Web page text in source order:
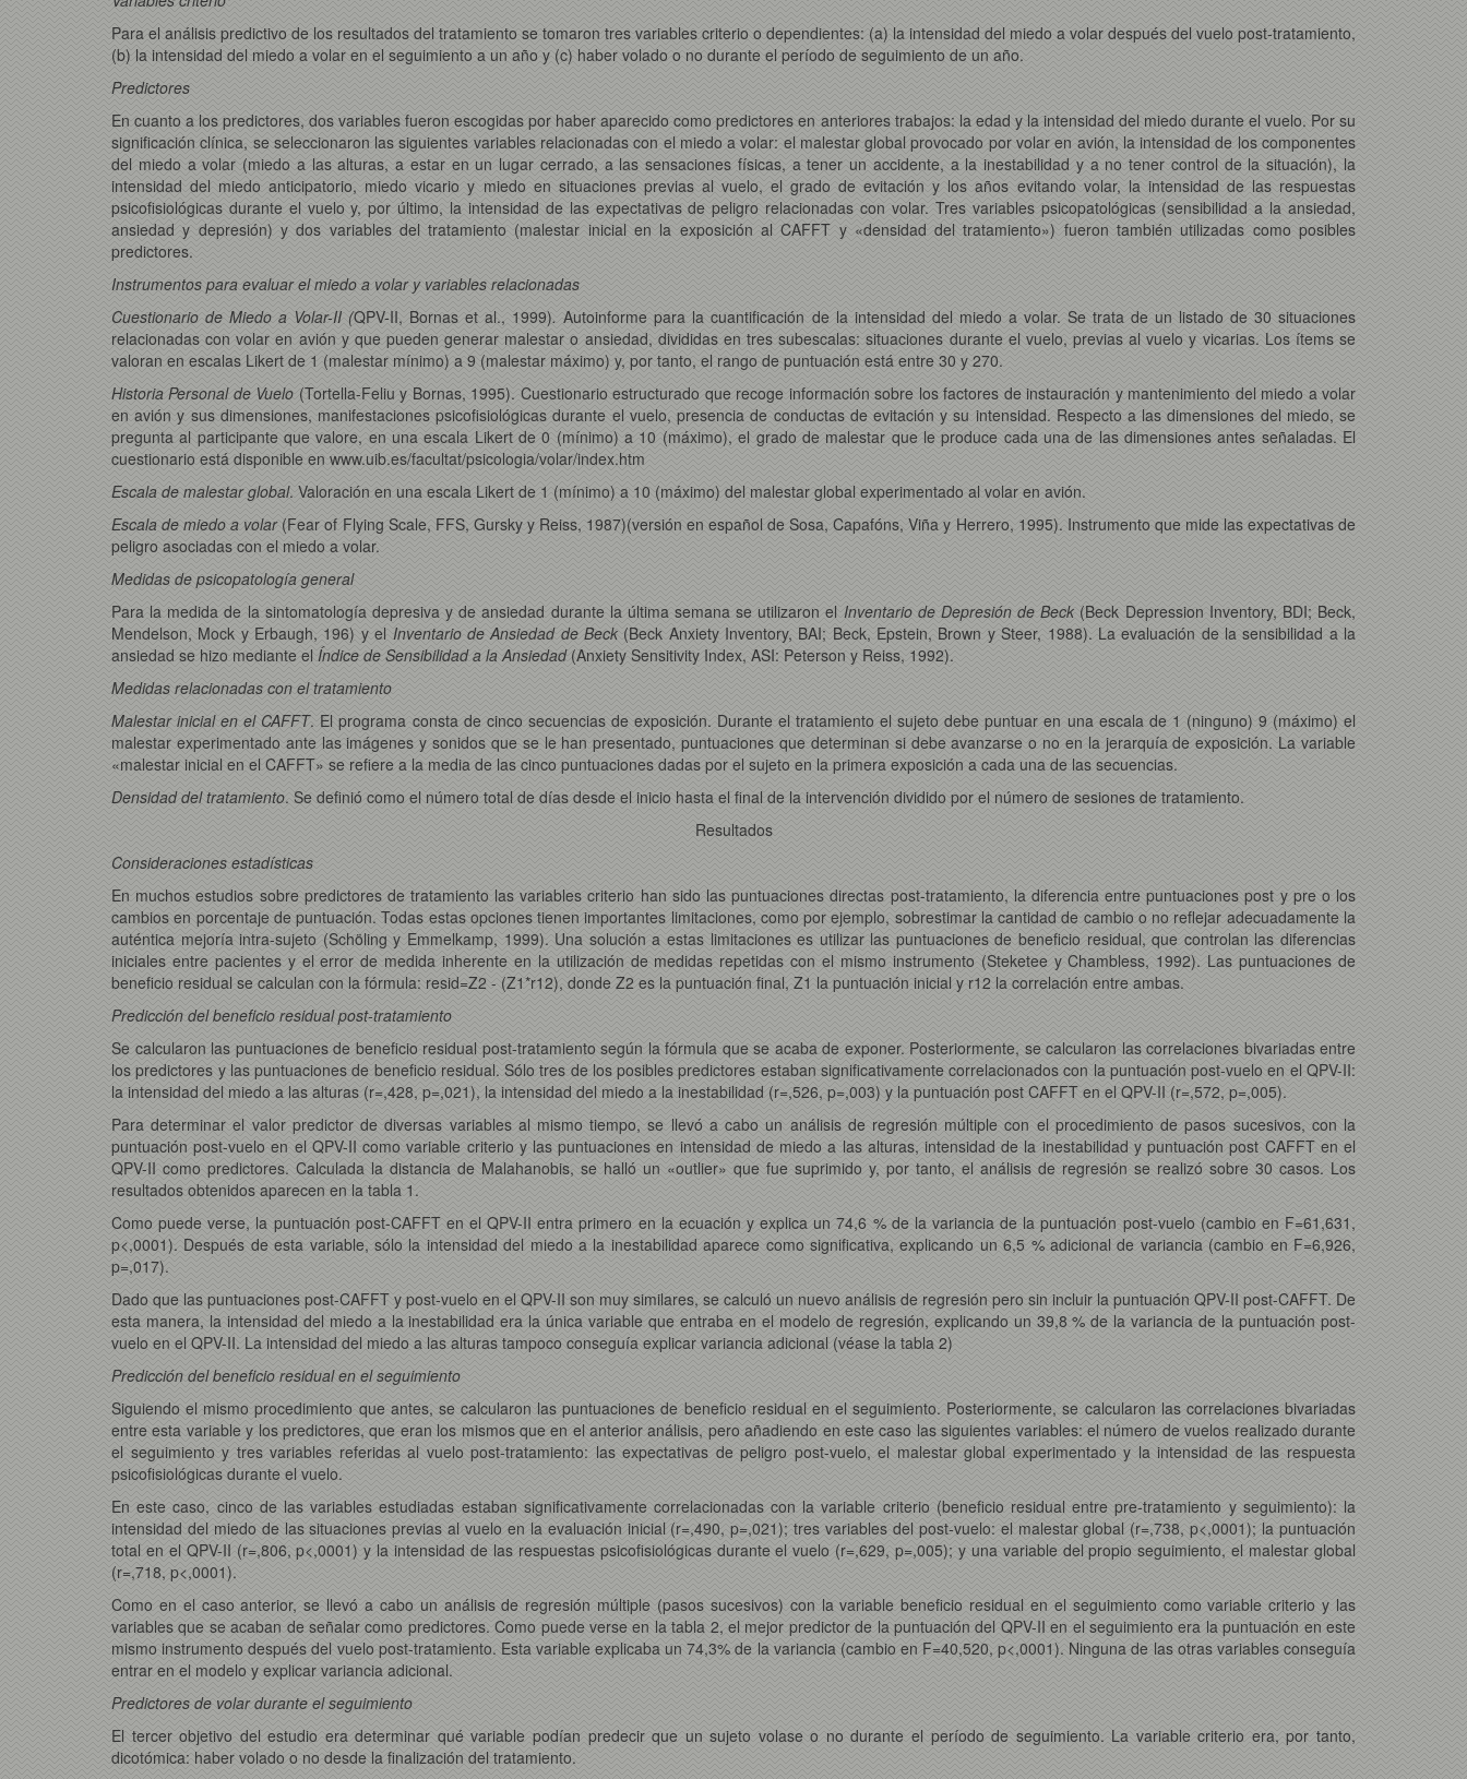
Para el análisis predictivo de los resultados del tratamiento se tomaron tres variables criterio o dependientes: (a) la intensidad del miedo a volar después del vuelo post-tratamiento,
(b) la intensidad del miedo a volar en el seguimiento a un año y (c) haber volado o no durante el período de seguimiento de un año.
Predictores
En cuanto a los predictores, dos variables fueron escogidas por haber aparecido como predictores en anteriores trabajos: la edad y la intensidad del miedo durante el vuelo. Por su
significación clínica, se seleccionaron las siguientes variables relacionadas con el miedo a volar: el malestar global provocado por volar en avión, la intensidad de los componentes
del miedo a volar (miedo a las alturas, a estar en un lugar cerrado, a las sensaciones físicas, a tener un accidente, a la inestabilidad y a no tener control de la situación), la
intensidad del miedo anticipatorio, miedo vicario y miedo en situaciones previas al vuelo, el grado de evitación y los años evitando volar, la intensidad de las respuestas
psicofisiológicas durante el vuelo y, por último, la intensidad de las expectativas de peligro relacionadas con volar. Tres variables psicopatológicas (sensibilidad a la ansiedad,
ansiedad y depresión) y dos variables del tratamiento (malestar inicial en la exposición al CAFFT y «densidad del tratamiento») fueron también utilizadas como posibles
predictores.
Instrumentos para evaluar el miedo a volar y variables relacionadas
Cuestionario de Miedo a Volar-II (QPV-II, Bornas et al., 1999). Autoinforme para la cuantificación de la intensidad del miedo a volar. Se trata de un listado de 30 situaciones
relacionadas con volar en avión y que pueden generar malestar o ansiedad, divididas en tres subescalas: situaciones durante el vuelo, previas al vuelo y vicarias. Los ítems se
valoran en escalas Likert de 1 (malestar mínimo) a 9 (malestar máximo) y, por tanto, el rango de puntuación está entre 30 y 270.
Historia Personal de Vuelo (Tortella-Feliu y Bornas, 1995). Cuestionario estructurado que recoge información sobre los factores de instauración y mantenimiento del miedo a volar
en avión y sus dimensiones, manifestaciones psicofisiológicas durante el vuelo, presencia de conductas de evitación y su intensidad. Respecto a las dimensiones del miedo, se
pregunta al participante que valore, en una escala Likert de 0 (mínimo) a 10 (máximo), el grado de malestar que le produce cada una de las dimensiones antes señaladas. El
cuestionario está disponible en www.uib.es/facultat/psicologia/volar/index.htm
Escala de malestar global. Valoración en una escala Likert de 1 (mínimo) a 10 (máximo) del malestar global experimentado al volar en avión.
Escala de miedo a volar(Fear of Flying Scale, FFS, Gursky y Reiss, 1987)(versión en español de Sosa, Capafóns, Viña y Herrero, 1995). Instrumento que mide las expectativas de
peligro asociadas con el miedo a volar.
Medidas de psicopatología general
Para la medida de la sintomatología depresiva y de ansiedad durante la última semana se utilizaron el Inventario de Depresión de Beck (Beck Depression Inventory, BDI; Beck,
Mendelson, Mock y Erbaugh, 196) y el Inventario de Ansiedad de Beck(Beck Anxiety Inventory, BAI; Beck, Epstein, Brown y Steer, 1988). La evaluación de la sensibilidad a la
ansiedad se hizo mediante el Índice de Sensibilidad a la Ansiedad(Anxiety Sensitivity Index, ASI: Peterson y Reiss, 1992).
Medidas relacionadas con el tratamiento
Malestar inicial en el CAFFT. El programa consta de cinco secuencias de exposición. Durante el tratamiento el sujeto debe puntuar en una escala de 1 (ninguno) 9 (máximo) el
malestar experimentado ante las imágenes y sonidos que se le han presentado, puntuaciones que determinan si debe avanzarse o no en la jerarquía de exposición. La variable
«malestar inicial en el CAFFT» se refiere a la media de las cinco puntuaciones dadas por el sujeto en la primera exposición a cada una de las secuencias.
Densidad del tratamiento. Se definió como el número total de días desde el inicio hasta el final de la intervención dividido por el número de sesiones de tratamiento.
Resultados
Consideraciones estadísticas
En muchos estudios sobre predictores de tratamiento las variables criterio han sido las puntuaciones directas post-tratamiento, la diferencia entre puntuaciones post y pre o los
cambios en porcentaje de puntuación. Todas estas opciones tienen importantes limitaciones, como por ejemplo, sobrestimar la cantidad de cambio o no reflejar adecuadamente la
auténtica mejoría intra-sujeto (Schöling y Emmelkamp, 1999). Una solución a estas limitaciones es utilizar las puntuaciones de beneficio residual, que controlan las diferencias
iniciales entre pacientes y el error de medida inherente en la utilización de medidas repetidas con el mismo instrumento (Steketee y Chambless, 1992). Las puntuaciones de
beneficio residual se calculan con la fórmula: resid=Z2 - (Z1*r12), donde Z2 es la puntuación final, Z1 la puntuación inicial y r12 la correlación entre ambas.
Predicción del beneficio residual post-tratamiento
Se calcularon las puntuaciones de beneficio residual post-tratamiento según la fórmula que se acaba de exponer. Posteriormente, se calcularon las correlaciones bivariadas entre
los predictores y las puntuaciones de beneficio residual. Sólo tres de los posibles predictores estaban significativamente correlacionados con la puntuación post-vuelo en el QPV-II:
la intensidad del miedo a las alturas (r=,428, p=,021), la intensidad del miedo a la inestabilidad (r=,526, p=,003) y la puntuación post CAFFT en el QPV-II (r=,572, p=,005).
Para determinar el valor predictor de diversas variables al mismo tiempo, se llevó a cabo un análisis de regresión múltiple con el procedimiento de pasos sucesivos, con la
puntuación post-vuelo en el QPV-II como variable criterio y las puntuaciones en intensidad de miedo a las alturas, intensidad de la inestabilidad y puntuación post CAFFT en el
QPV-II como predictores. Calculada la distancia de Malahanobis, se halló un «outlier» que fue suprimido y, por tanto, el análisis de regresión se realizó sobre 30 casos. Los
resultados obtenidos aparecen en la tabla 1.
Como puede verse, la puntuación post-CAFFT en el QPV-II entra primero en la ecuación y explica un 74,6 % de la variancia de la puntuación post-vuelo (cambio en F=61,631,
p<,0001). Después de esta variable, sólo la intensidad del miedo a la inestabilidad aparece como significativa, explicando un 6,5 % adicional de variancia (cambio en F=6,926,
p=,017).
Dado que las puntuaciones post-CAFFT y post-vuelo en el QPV-II son muy similares, se calculó un nuevo análisis de regresión pero sin incluir la puntuación QPV-II post-CAFFT. De
esta manera, la intensidad del miedo a la inestabilidad era la única variable que entraba en el modelo de regresión, explicando un 39,8 % de la variancia de la puntuación post-
vuelo en el QPV-II. La intensidad del miedo a las alturas tampoco conseguía explicar variancia adicional (véase la tabla 2)
Predicción del beneficio residual en el seguimiento
Siguiendo el mismo procedimiento que antes, se calcularon las puntuaciones de beneficio residual en el seguimiento. Posteriormente, se calcularon las correlaciones bivariadas
entre esta variable y los predictores, que eran los mismos que en el anterior análisis, pero añadiendo en este caso las siguientes variables: el número de vuelos realizado durante
el seguimiento y tres variables referidas al vuelo post-tratamiento: las expectativas de peligro post-vuelo, el malestar global experimentado y la intensidad de las respuesta
psicofisiológicas durante el vuelo.
En este caso, cinco de las variables estudiadas estaban significativamente correlacionadas con la variable criterio (beneficio residual entre pre-tratamiento y seguimiento): la
intensidad del miedo de las situaciones previas al vuelo en la evaluación inicial (r=,490, p=,021); tres variables del post-vuelo: el malestar global (r=,738, p<,0001); la puntuación
total en el QPV-II (r=,806, p<,0001) y la intensidad de las respuestas psicofisiológicas durante el vuelo (r=,629, p=,005); y una variable del propio seguimiento, el malestar global
(r=,718, p<,0001).
Como en el caso anterior, se llevó a cabo un análisis de regresión múltiple (pasos sucesivos) con la variable beneficio residual en el seguimiento como variable criterio y las
variables que se acaban de señalar como predictores. Como puede verse en la tabla 2, el mejor predictor de la puntuación del QPV-II en el seguimiento era la puntuación en este
mismo instrumento después del vuelo post-tratamiento. Esta variable explicaba un 74,3% de la variancia (cambio en F=40,520, p<,0001). Ninguna de las otras variables conseguía
entrar en el modelo y explicar variancia adicional.
Predictores de volar durante el seguimiento
El tercer objetivo del estudio era determinar qué variable podían predecir que un sujeto volase o no durante el período de seguimiento. La variable criterio era, por tanto,
dicotómica: haber volado o no desde la finalización del tratamiento.